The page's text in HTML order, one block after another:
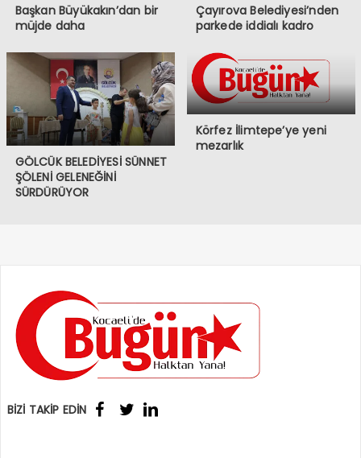
Başkan Büyükakın’dan bir
müjde daha
Çayırova Belediyesi’nden
parkede iddialı kadro
GÖLCÜK BELEDİYESİ SÜNNET
ŞÖLENİ GELENEĞİNİ
SÜRDÜRÜYOR
Körfez İlimtepe’ye yeni
mezarlık
BİZİ TAKİP EDİN